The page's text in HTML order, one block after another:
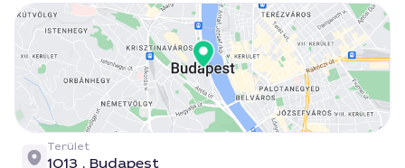
Terület
1013 , Budapest